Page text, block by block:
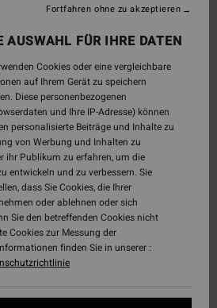
AUSWAHL FÜR IHRE DATEN
Cookies oder eine vergleichbare
auf Ihrem Gerät zu speichern
Diese personenbezogenen
und Ihre IP-Adresse) können
personalisierte Beiträge und Inhalte zu
von Werbung und Inhalten zu
ihr Publikum zu erfahren, um die
entwickeln und zu verbessern. Sie
dass Sie Cookies, die Ihrer
oder ablehnen oder sich
Sie den betreffenden Cookies nicht
Cookies zur Messung der
finden Sie in unserer :
Fortfahren ohne zu akzeptieren